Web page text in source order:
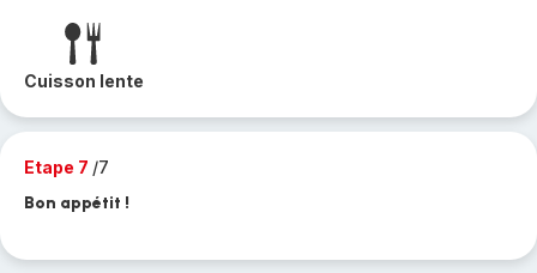
Cuisson lente
Etape 7 /7
Bon appétit !